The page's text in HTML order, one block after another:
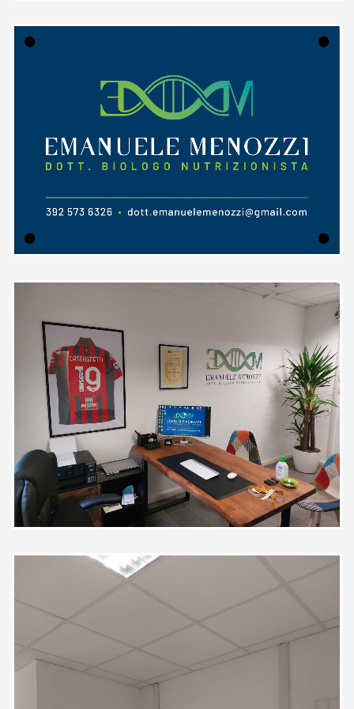
un'ottima esperienza
anche per i più giovani Ho
accompagnato mio figlio di 15 anni
per una visita nutrizionale e
l'esperienza è stata estremamente
positiva. Il Dottore si è dimostrato
fin da subito molto bravo,
empatico ed estremamente
attento a ogni dettaglio. La cosa
che ho apprezzato di più è stata la
sua capacità di instaurare un
dialogo diretto e sereno con mio
semplice, chiaro e coinvolgente,
percorso senza farlo sentire sotto
esame. Un approccio davvero
professionale e umano.
Consigliatissimo!